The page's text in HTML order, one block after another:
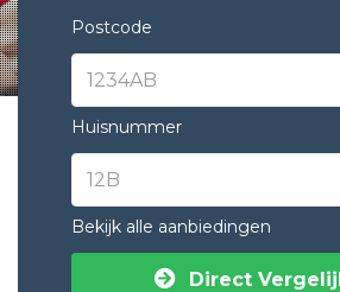
Postcode
Huisnummer
Bekijk alle aanbiedingen
Direct